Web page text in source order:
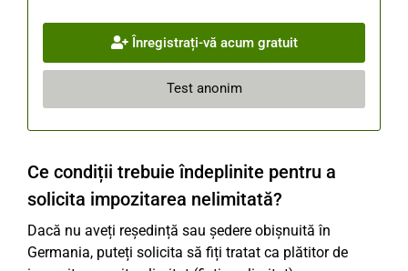
Înregistrați-vă acum gratuit
Test anonim
Ce condiții trebuie îndeplinite pentru a
solicita impozitarea nelimitată?
Dacă nu aveți reședință sau ședere obișnuită în
Germania, puteți solicita să fiți tratat ca plătitor de